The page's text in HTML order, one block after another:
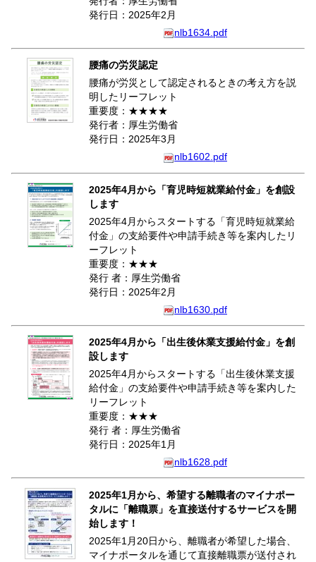
発行日：2025年2月
nlb1634.pdf
腰痛の労災認定
腰痛が労災として認定されるときの考え方を説
明したリーフレット
重要度：★★★★
発行者：厚生労働省
発行日：2025年3月
nlb1602.pdf
2025年4月から「育児時短就業給付金」を創設
します
2025年4月からスタートする「育児時短就業給
付金」の支給要件や申請手続き等を案内したリ
ーフレット
重要度：★★★
発行 者：厚生労働省
発行日：2025年2月
nlb1630.pdf
2025年4月から「出生後休業支援給付金」を創
設します
2025年4月からスタートする「出生後休業支援
給付金」の支給要件や申請手続き等を案内した
リーフレット
重要度：★★★
発行 者：厚生労働省
発行日：2025年1月
nlb1628.pdf
2025年1月から、希望する離職者のマイナポー
タルに「離職票」を直接送付するサービスを開
始します！
2025年1月20日から、離職者が希望した場合、
マイナポータルを通じて直接離職票が送付され